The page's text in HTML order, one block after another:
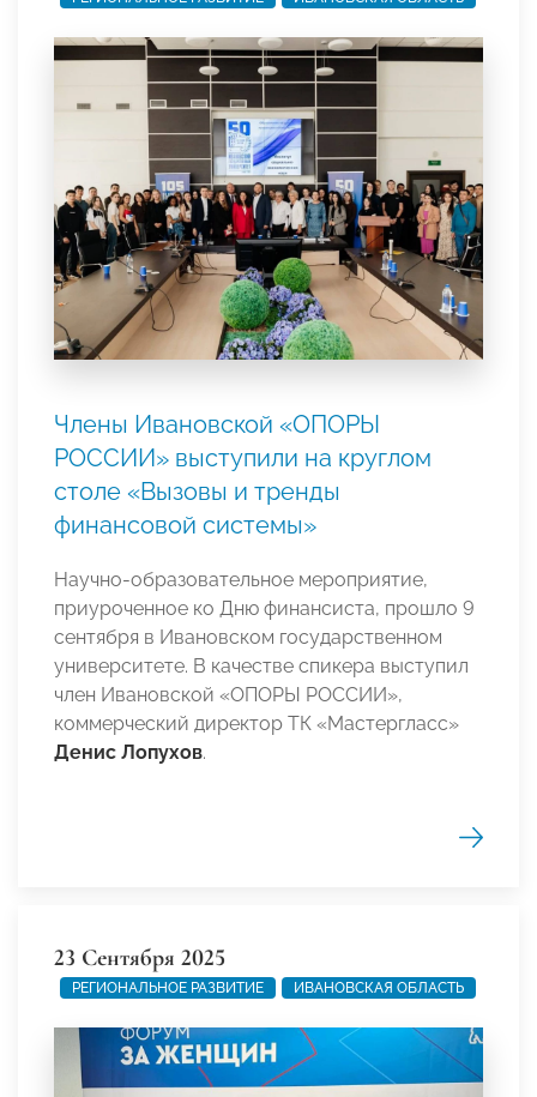
Члены Ивановской «ОПОРЫ
РОССИИ» выступили на круглом
столе «Вызовы и тренды
финансовой системы»
Научно-образовательное мероприятие,
приуроченное ко Дню финансиста, прошло 9
сентября в Ивановском государственном
университете. В качестве спикера выступил
член Ивановской «ОПОРЫ РОССИИ»,
коммерческий директор ТК «Мастергласс»
Денис Лопухов.
23 Сентября 2025
РЕГИОНАЛЬНОЕ РАЗВИТИЕ ИВАНОВСКАЯ ОБЛАСТЬ